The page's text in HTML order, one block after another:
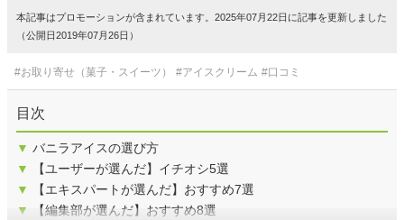
本記事はプロモーションが含まれています。2025年07月22日に記事を更新しました
（公開日2019年07月26日）
#お取り寄せ（菓子・スイーツ） #アイスクリーム #口コミ
目次
▼ バニラアイスの選び方
▼
【ユーザーが選んだ】イチオシ5選
▼
【エキスパートが選んだ】おすすめ7選
▼
【編集部が選んだ】おすすめ8選